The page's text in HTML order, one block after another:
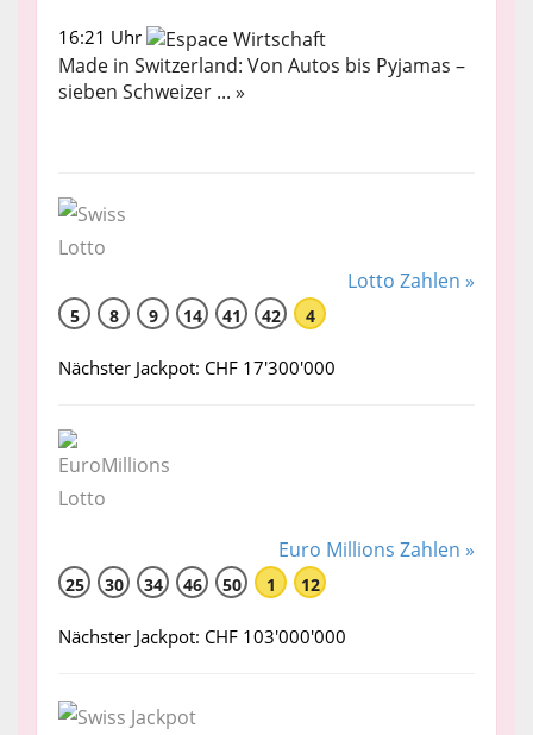
16:21 Uhr
Made in Switzerland: Von Autos bis Pyjamas –
sieben Schweizer ... »
Lotto Zahlen »
5 8 9 14 41 42 4
Nächster Jackpot: CHF 17'300'000
Euro Millions Zahlen »
25 30 34 46 50 1 12
Nächster Jackpot: CHF 103'000'000